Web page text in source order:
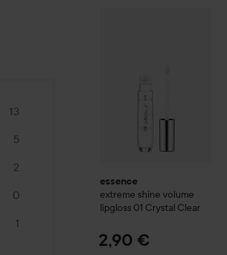
13
5
2
0
1
essence
extreme shine volume
lipgloss 01 Crystal Clear
2,90 €